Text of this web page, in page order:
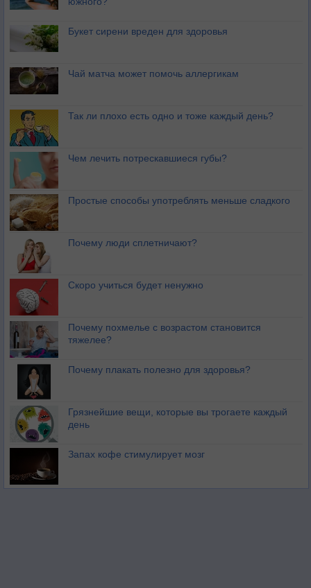
Букет сирени вреден для здоровья
Чай матча может помочь аллергикам
Так ли плохо есть одно и тоже каждый день?
Чем лечить потрескавшиеся губы?
Простые способы употреблять меньше сладкого
Почему люди сплетничают?
Скоро учиться будет ненужно
Почему похмелье с возрастом становится
тяжелее?
Почему плакать полезно для здоровья?
Грязнейшие вещи, которые вы трогаете каждый
день
Запах кофе стимулирует мозг